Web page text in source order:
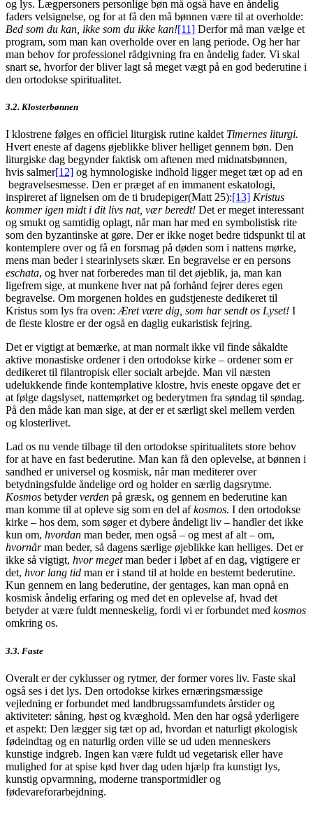
og lys. Lægpersoners personlige bøn må også have en åndelig
faders velsignelse, og for at få den må bønnen være til at overholde:
Bed som du kan, ikke som du ikke kan![11] Derfor må man vælge et
program, som man kan overholde over en lang periode. Og her har
man behov for professionel rådgivning fra en åndelig fader. Vi skal
snart se, hvorfor der bliver lagt så meget vægt på en god bederutine i
den ortodokse spiritualitet.
3.2. Klosterbønnen
I klostrene følges en officiel liturgisk rutine kaldet Timernes liturgi.
Hvert eneste af dagens øjeblikke bliver helliget gennem bøn. Den
liturgiske dag begynder faktisk om aftenen med midnatsbønnen,
hvis salmer[12] og hymnologiske indhold ligger meget tæt op ad en
begravelsesmesse. Den er præget af en immanent eskatologi,
inspireret af lignelsen om de ti brudepiger(Matt 25):[13] Kristus
kommer igen midt i dit livs nat, vær beredt! Det er meget interessant
og smukt og samtidig oplagt, når man har med en symbolistisk rite
som den byzantinske at gøre. Der er ikke noget bedre tidspunkt til at
kontemplere over og få en forsmag på døden som i nattens mørke,
mens man beder i stearinlysets skær. En begravelse er en persons
eschata, og hver nat forberedes man til det øjeblik, ja, man kan
ligefrem sige, at munkene hver nat på forhånd fejrer deres egen
begravelse. Om morgenen holdes en gudstjeneste dedikeret til
Kristus som lys fra oven: Æret være dig, som har sendt os Lyset! I
de fleste klostre er der også en daglig eukaristisk fejring.
Det er vigtigt at bemærke, at man normalt ikke vil finde såkaldte
aktive monastiske ordener i den ortodokse kirke – ordener som er
dedikeret til filantropisk eller socialt arbejde. Man vil næsten
udelukkende finde kontemplative klostre, hvis eneste opgave det er
at følge dagslyset, nattemørket og bederytmen fra søndag til søndag.
På den måde kan man sige, at der er et særligt skel mellem verden
og klosterlivet.
Lad os nu vende tilbage til den ortodokse spiritualitets store behov
for at have en fast bederutine. Man kan få den oplevelse, at bønnen i
sandhed er universel og kosmisk, når man mediterer over
betydningsfulde åndelige ord og holder en særlig dagsrytme.
Kosmos betyderverden på græsk, og gennem en bederutine kan
man komme til at opleve sig som en del afkosmos. I den ortodokse
kirke – hos dem, som søger et dybere åndeligt liv – handler det ikke
kun om, hvordan man beder, men også – og mest af alt – om,
hvornårman beder, så dagens særlige øjeblikke kan helliges. Det er
ikke så vigtigt, hvor megetman beder i løbet af en dag, vigtigere er
det, hvor lang tid man er i stand til at holde en bestemt bederutine.
Kun gennem en lang bederutine, der gentages, kan man opnå en
kosmisk åndelig erfaring og med det en oplevelse af, hvad det
betyder at være fuldt menneskelig, fordi vi er forbundet med kosmos
omkring os.
3.3. Faste
Overalt er der cyklusser og rytmer, der former vores liv. Faste skal
også ses i det lys. Den ortodokse kirkes ernæringsmæssige
vejledning er forbundet med landbrugssamfundets årstider og
aktiviteter: såning, høst og kvæghold. Men den har også yderligere
et aspekt: Den lægger sig tæt op ad, hvordan et naturligt økologisk
fødeindtag og en naturlig orden ville se ud uden menneskers
kunstige indgreb. Ingen kan være fuldt ud vegetarisk eller have
mulighed for at spise kød hver dag uden hjælp fra kunstigt lys,
kunstig opvarmning, moderne transportmidler og
fødevareforarbejdning.